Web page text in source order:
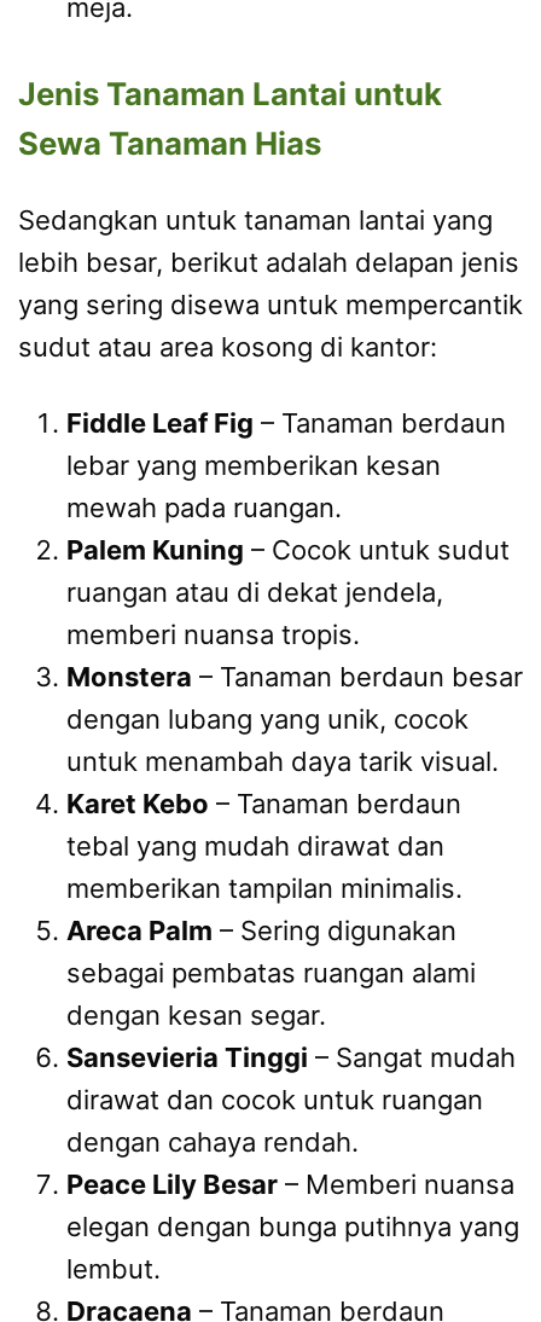
meja.
Jenis Tanaman Lantai untuk
Sewa Tanaman Hias
Sedangkan untuk tanaman lantai yang
lebih besar, berikut adalah delapan jenis
yang sering disewa untuk mempercantik
sudut atau area kosong di kantor:
Fiddle Leaf Fig – Tanaman berdaun
lebar yang memberikan kesan
mewah pada ruangan.
Palem Kuning – Cocok untuk sudut
ruangan atau di dekat jendela,
memberi nuansa tropis.
Monstera – Tanaman berdaun besar
dengan lubang yang unik, cocok
untuk menambah daya tarik visual.
Karet Kebo – Tanaman berdaun
tebal yang mudah dirawat dan
memberikan tampilan minimalis.
Areca Palm – Sering digunakan
sebagai pembatas ruangan alami
dengan kesan segar.
Sansevieria Tinggi – Sangat mudah
dirawat dan cocok untuk ruangan
dengan cahaya rendah.
Peace Lily Besar – Memberi nuansa
elegan dengan bunga putihnya yang
lembut.
Dracaena – Tanaman berdaun